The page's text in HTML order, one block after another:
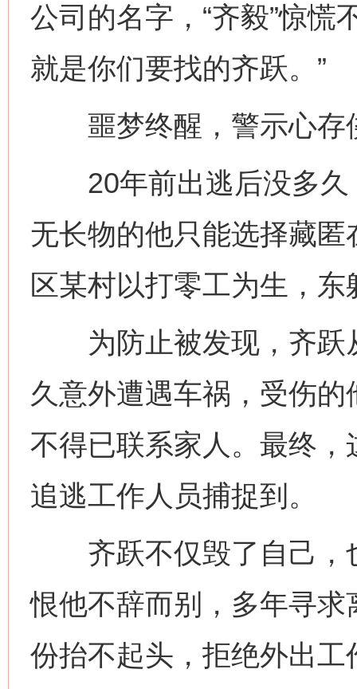
公司的名字，“齐毅”惊慌
就是你们要找的齐跃。”
噩梦终醒，警示心存
20年前出逃后没多久
无长物的他只能选择藏
区某村以打零工为生，
为防止被发现，齐跃
久意外遭遇车祸，受伤
不得已联系家人。最终
追逃工作人员捕捉到。
齐跃不仅毁了自己，
恨他不辞而别，多年寻求
份抬不起头，拒绝外出
网上购药对药下症？
这是一记警钟！ 谢